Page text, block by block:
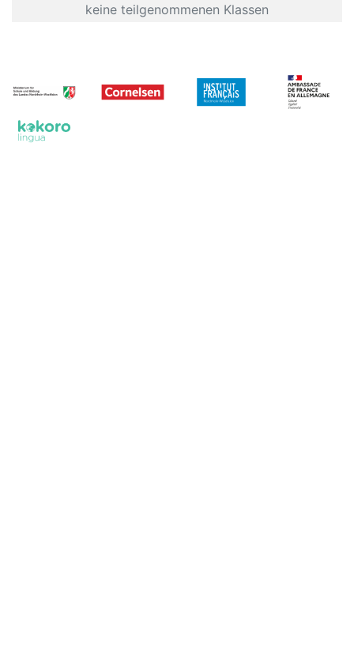
keine teilgenommenen Klassen